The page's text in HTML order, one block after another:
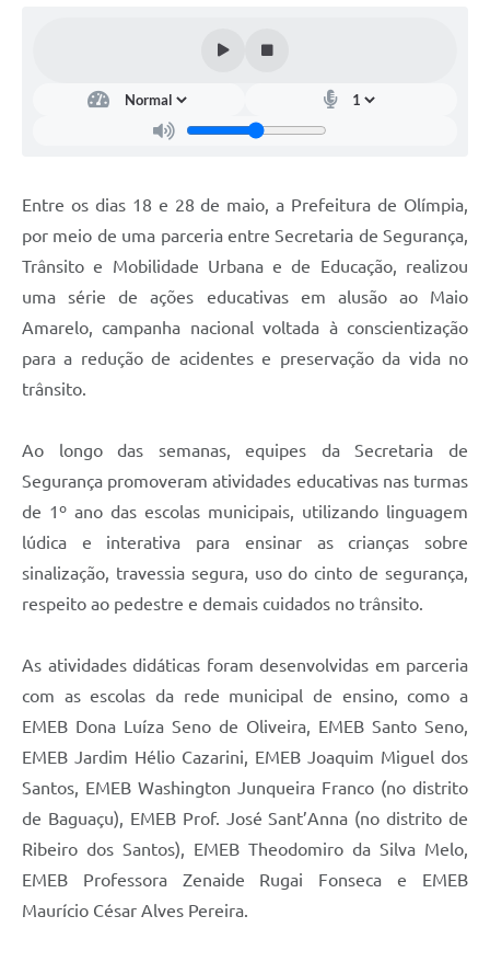
Entre os dias 18 e 28 de maio, a Prefeitura de Olímpia,
por meio de uma parceria entre Secretaria de Segurança,
Trânsito e Mobilidade Urbana e de Educação, realizou
uma série de ações educativas em alusão ao Maio
Amarelo, campanha nacional voltada à conscientização
para a redução de acidentes e preservação da vida no
trânsito.
Ao longo das semanas, equipes da Secretaria de
Segurança promoveram atividades educativas nas turmas
de 1º ano das escolas municipais, utilizando linguagem
lúdica e interativa para ensinar as crianças sobre
sinalização, travessia segura, uso do cinto de segurança,
respeito ao pedestre e demais cuidados no trânsito.
As atividades didáticas foram desenvolvidas em parceria
com as escolas da rede municipal de ensino, como a
EMEB Dona Luíza Seno de Oliveira, EMEB Santo Seno,
EMEB Jardim Hélio Cazarini, EMEB Joaquim Miguel dos
Santos, EMEB Washington Junqueira Franco (no distrito
de Baguaçu), EMEB Prof. José Sant’Anna (no distrito de
Ribeiro dos Santos), EMEB Theodomiro da Silva Melo,
EMEB Professora Zenaide Rugai Fonseca e EMEB
Maurício César Alves Pereira.